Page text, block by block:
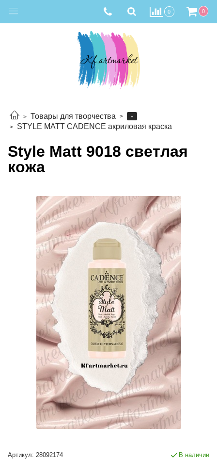
0 0
Товары для творчества
-
STYLE MATT CADENCE акриловая краска
Style Matt 9018 светлая
кожа
Артикул: 28092174 В наличии